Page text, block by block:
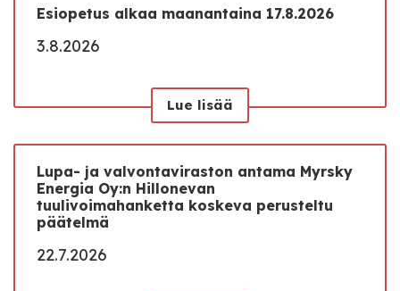
Esiopetus alkaa maanantaina 17.8.2026
3.8.2026
Lue lisää
Lupa- ja valvontaviraston antama Myrsky
Energia Oy:n Hillonevan
tuulivoimahanketta koskeva perusteltu
päätelmä
22.7.2026